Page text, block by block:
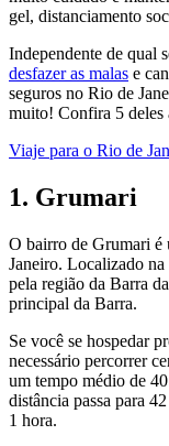
gel, distanciamento
Independente de qual
desfazer as malas e
seguros no Rio de
muito! Confira 5 deles
Viaje para o Rio de
1. Grumari
O bairro de Grumari é
Janeiro. Localizado
pela região da Barra
principal da Barra.
Se você se hospedar
necessário percorrer
um tempo médio de
distância passa para
1 hora.